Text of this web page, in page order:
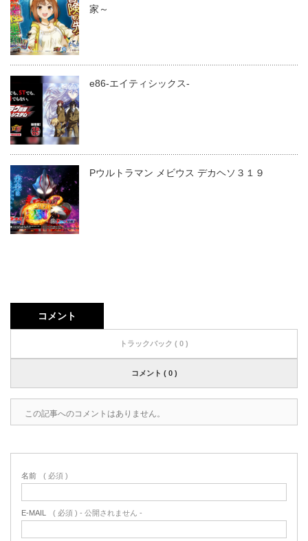
家～
e86-エイティシックス-
Pウルトラマン メビウス デカヘソ３１９
コメント
トラックバック ( 0 )
コメント ( 0 )
この記事へのコメントはありません。
名前 ( 必須 )
E-MAIL ( 必須 ) - 公開されません -